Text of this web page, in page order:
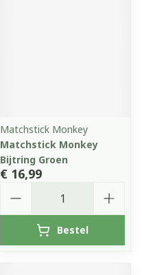
Matchstick Monkey
Matchstick Monkey
Bijtring Groen
€ 16,99
Bestel